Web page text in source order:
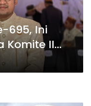
695, Ini
Komite II